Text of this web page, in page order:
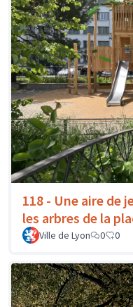
118 - Une aire de
les arbres de la
Ville de Lyon 0 0